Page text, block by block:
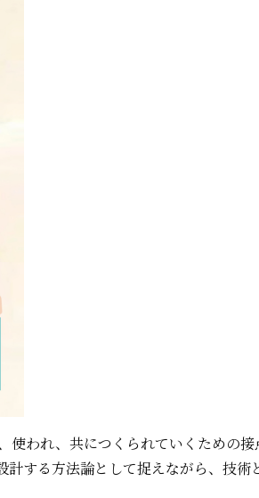
われ、共につくられていくための接
する方法論として捉えながら、技